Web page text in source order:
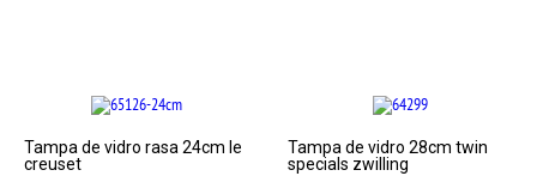
Tampa de vidro rasa 24cm le
creuset
Tampa de vidro 28cm twin
specials zwilling